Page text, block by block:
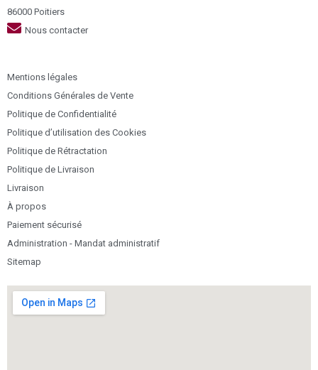
86000 Poitiers
Nous contacter
Mentions légales
Conditions Générales de Vente
Politique de Confidentialité
Politique d’utilisation des Cookies
Politique de Rétractation
Politique de Livraison
Livraison
À propos
Paiement sécurisé
Administration - Mandat administratif
Sitemap